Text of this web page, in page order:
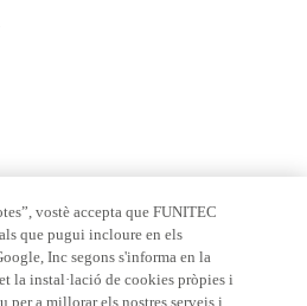
vostè accepta que FUNITEC
que pugui incloure en els
Inc segons s'informa en la
la instal·lació de cookies pròpies i
per a millorar els nostres serveis i